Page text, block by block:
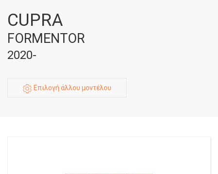
CUPRA
FORMENTOR
2020-
Επιλογή άλλου μοντέλου